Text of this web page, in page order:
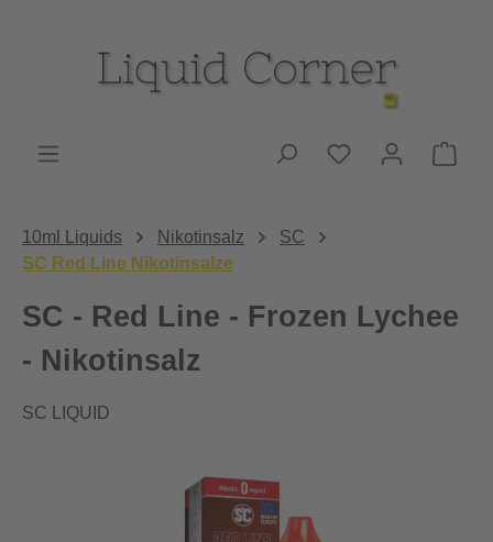
Du hast 0
10ml Liquids Nikotinsalz
SC
SC Red Line Nikotinsalze
SC - Red Line - Frozen Lychee
- Nikotinsalz
SC LIQUID
Bildergalerie überspringen